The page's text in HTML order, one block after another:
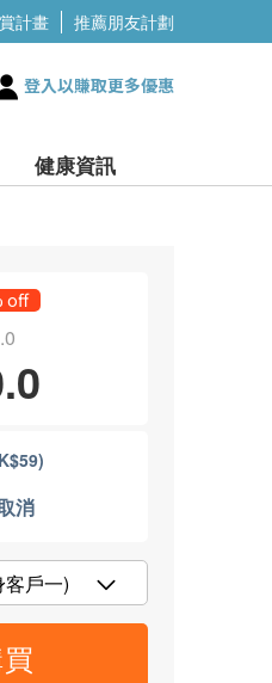
計畫 推薦朋友計劃
登入以賺取更多優惠
健康資訊
off
消
客戶一)